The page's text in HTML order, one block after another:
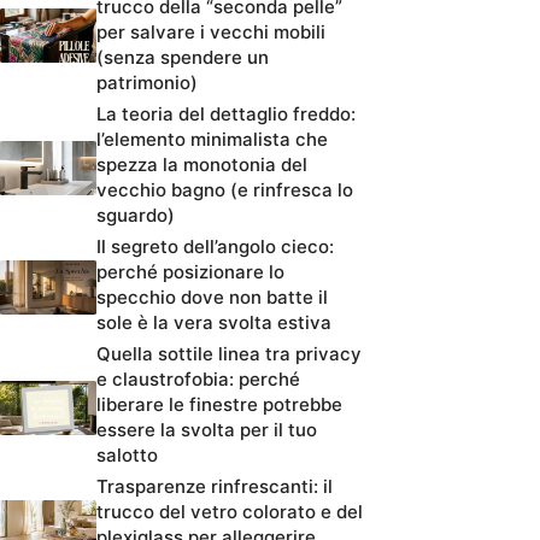
trucco della “seconda pelle”
per salvare i vecchi mobili
(senza spendere un
patrimonio)
La teoria del dettaglio freddo:
l’elemento minimalista che
spezza la monotonia del
vecchio bagno (e rinfresca lo
sguardo)
Il segreto dell’angolo cieco:
perché posizionare lo
specchio dove non batte il
sole è la vera svolta estiva
Quella sottile linea tra privacy
e claustrofobia: perché
liberare le finestre potrebbe
essere la svolta per il tuo
salotto
Trasparenze rinfrescanti: il
trucco del vetro colorato e del